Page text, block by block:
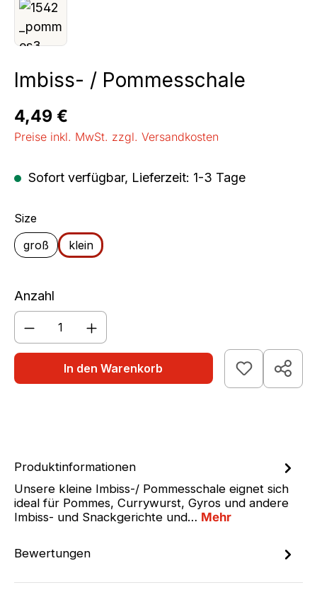
Imbiss- / Pommesschale
Regulärer Preis:
4,49 €
Preise inkl. MwSt. zzgl. Versandkosten
Sofort verfügbar, Lieferzeit: 1-3 Tage
Sizeauswählen
groß
klein
Anzahl
Produkt Anzahl: Gib den gewünschten
In den Warenkorb
Produktinformationen
Unsere kleine Imbiss-/ Pommesschale eignet sich
ideal für Pommes, Currywurst, Gyros und andere
Imbiss- und Snackgerichte und… Mehr
Bewertungen